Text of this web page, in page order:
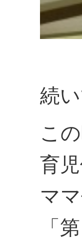
続
こ
育
マ
「